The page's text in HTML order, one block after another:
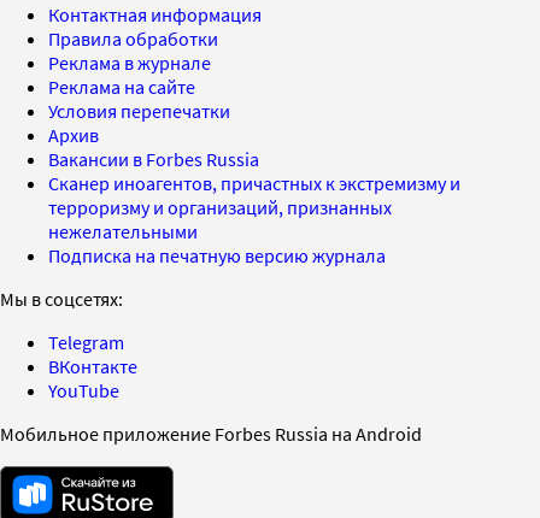
Контактная информация
Правила обработки
Реклама в журнале
Реклама на сайте
Условия перепечатки
Архив
Вакансии в Forbes Russia
Сканер иноагентов, причастных к экстремизму и
терроризму и организаций, признанных
нежелательными
Подписка на печатную версию журнала
Мы в соцсетях:
Telegram
ВКонтакте
YouTube
Мобильное приложение Forbes Russia на Android